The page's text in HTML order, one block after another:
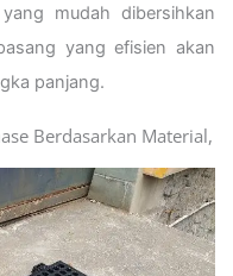
mudah dibersihkan
yang efisien akan
panjang.
Berdasarkan Material,